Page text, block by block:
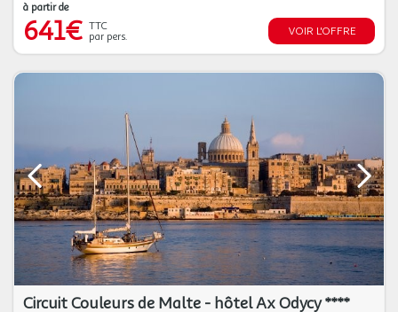
à partir de
641€ TTC
par pers.
VOIR L'OFFRE
Circuit Couleurs de Malte - hôtel Ax Odycy ****